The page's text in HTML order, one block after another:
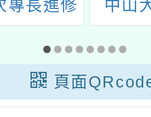
專長進修
分班
中山
114年
式正
情工
頁面